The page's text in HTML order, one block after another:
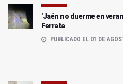
'Jaén no duerme en
Ferrata
PUBLICADO EL 01 DE